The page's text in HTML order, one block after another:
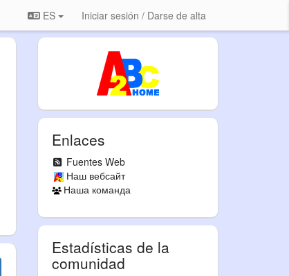
ES Iniciar sesión / Darse de alta
Enlaces
Fuentes Web
Наш вебсайт
Наша команда
Estadísticas de la
comunidad